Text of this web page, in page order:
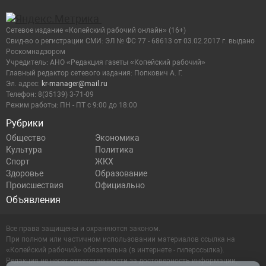
Рубрики
Общество
Экономика
Культура
Политика
Спорт
ЖКХ
Здоровье
Образование
Происшествия
Официально
Объявления
Сетевое издание «Копейский рабочий онлайн» (16+)
Cвид-во о регистрации СМИ: ЭЛ № ФС 77 - 68613 от 03.02.2017 г. выдано
Роскомнадзором
Учредитель: АНО «Редакция газеты «Копейский рабочий»
Главный редактор сетевого издания: Попкович А. Г.
Эл. адрес: kr-manager@mail.ru
Телефон: 8(35139) 3-71-09
Режим работы: ПН - ПТ с 9:00 до 18:00
Все права защищены и охраняются законом.
При полном или частичном использовании материалов ссылка на
«Копейский рабочий» обязательна (в интернете - гиперссылка).
Редакция не несет ответственности за достоверность информации,